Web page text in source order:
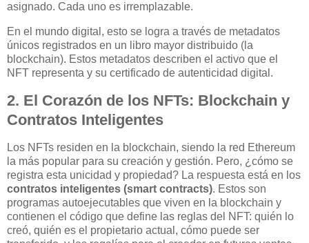
asignado. Cada uno es irremplazable.
En el mundo digital, esto se logra a través de metadatos
únicos registrados en un libro mayor distribuido (la
blockchain). Estos metadatos describen el activo que el
NFT representa y su certificado de autenticidad digital.
2. El Corazón de los NFTs: Blockchain y
Contratos Inteligentes
Los NFTs residen en la blockchain, siendo la red Ethereum
la más popular para su creación y gestión. Pero, ¿cómo se
registra esta unicidad y propiedad? La respuesta está en los
contratos inteligentes (smart contracts). Estos son
programas autoejecutables que viven en la blockchain y
contienen el código que define las reglas del NFT: quién lo
creó, quién es el propietario actual, cómo puede ser